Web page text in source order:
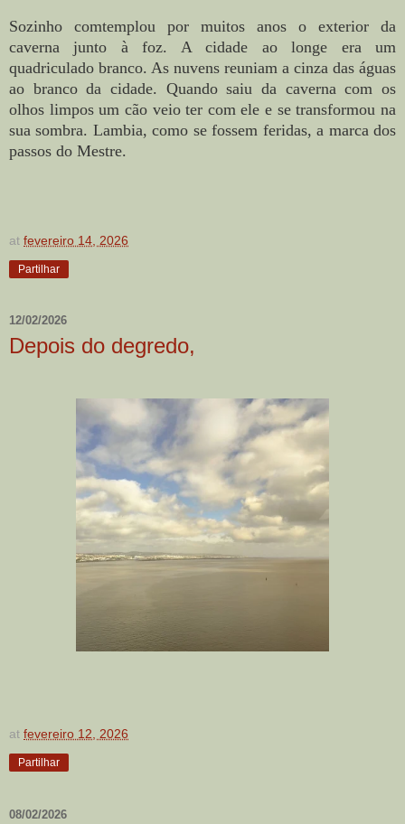
Sozinho comtemplou por muitos anos o exterior da
caverna junto à foz. A cidade ao longe era um
quadriculado branco. As nuvens reuniam a cinza das águas
ao branco da cidade. Quando saiu da caverna com os
olhos limpos um cão veio ter com ele e se transformou na
sua sombra. Lambia, como se fossem feridas, a marca dos
passos do Mestre.
at fevereiro 14, 2026
Partilhar
12/02/2026
Depois do degredo,
at fevereiro 12, 2026
Partilhar
08/02/2026